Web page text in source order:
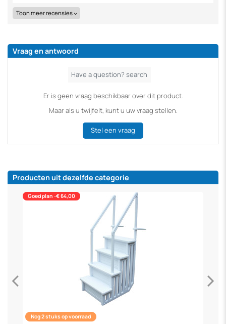
Toon meer recensies
Vraag en antwoord
Er is geen vraag beschikbaar over dit product.
Maar als u twijfelt, kunt u uw vraag stellen.
Stel een vraag
Producten uit dezelfde categorie
Goed plan -€ 64,00
Nog 2 stuks op voorraad